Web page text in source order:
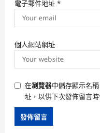
電子郵件地址 *
個人網站網址
在瀏覽器中儲存顯示名
址，以供下次發佈留言時